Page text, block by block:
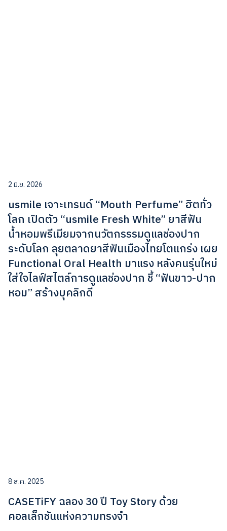
2 มิ.ย. 2026
usmile เจาะเทรนด์ “Mouth Perfume” ฮิตทั่ว
โลก เปิดตัว “usmile Fresh White” ยาสีฟัน
น้ำหอมพรีเมียมจากนวัตกรรรมดูแลช่องปาก
ระดับโลก ลุยตลาดยาสีฟันเมืองไทยโตแกร่ง เผย
Functional Oral Health มาแรง หลังคนรุ่นใหม่
ใส่ใจไลฟ์สไตล์การดูแลช่องปาก ชี้ “ฟันขาว-ปาก
หอม” สร้างบุคลิกดี
8 ส.ค. 2025
CASETiFY ฉลอง 30 ปี Toy Story ด้วย
คอลเล็กชันแห่งความทรงจำ